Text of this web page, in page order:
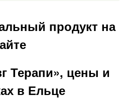
Терапи», цены и
в Ельце